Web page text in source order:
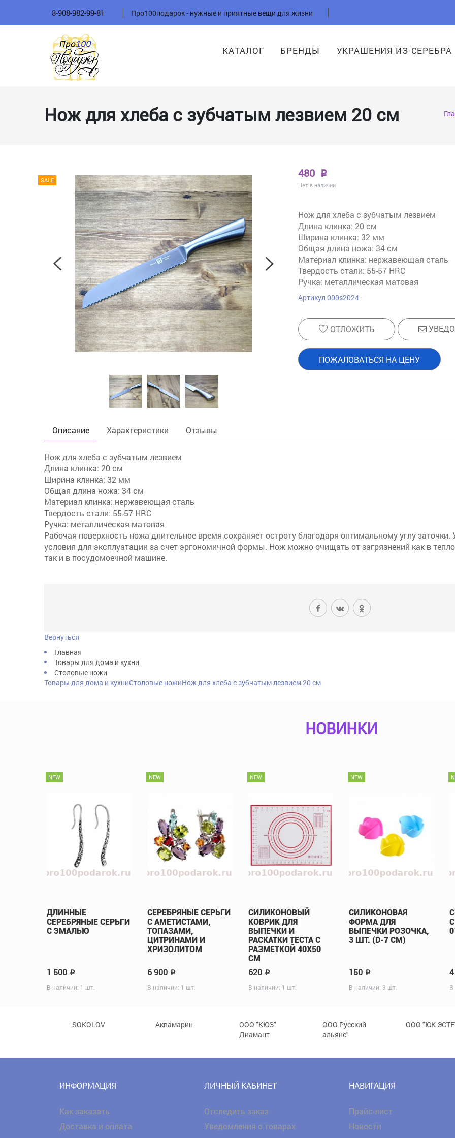
8-908-982-99-81 Про100подарок - нужные и приятные вещи для жизни
КАТАЛОГ БРЕНДЫ УКРАШЕНИЯ ИЗ СЕРЕБРА
Нож для хлеба с зубчатым лезвием 20 см
SALE
480 p
Нет в наличии
Нож для хлеба с зубчатым лезвием
Длина клинка: 20 см
Ширина клинка: 32 мм
Общая длина ножа: 34 см
Материал клинка: нержавеющая сталь
Твердость стали: 55-57 HRC
Ручка: металлическая матовая
Артикул 000s2024
ОТЛОЖИТЬ
ПОЖАЛОВАТЬСЯ НА ЦЕНУ
Описание Характеристики Отзывы
Нож для хлеба с зубчатым лезвием
Длина клинка: 20 см
Ширина клинка: 32 мм
Общая длина ножа: 34 см
Материал клинка: нержавеющая сталь
Твердость стали: 55-57 HRC
Ручка: металлическая матовая
Рабочая поверхность ножа длительное время сохраняет остроту благодаря оптимальному углу
условия для эксплуатации за счет эргономичной формы. Нож можно очищать от загрязнений как в
так и в посудомоечной машине.
Вернуться
Главная
Товары для дома и кухни
Столовые ножи
Товары для дома и кухниСтоловые ножиНож для хлеба с зубчатым лезвием 20 см
НОВИНКИ
ДЛИННЫЕ
СЕРЕБРЯНЫЕ СЕРЬГИ
С ЭМАЛЬЮ
1 500 p
В наличии: 1 шт.
NEW
СЕРЕБРЯНЫЕ СЕРЬГИ
С АМЕТИСТАМИ,
ТОПАЗАМИ,
ЦИТРИНАМИ И
ХРИЗОЛИТОМ
6 900 p
В наличии: 1 шт.
NEW
СИЛИКОНОВЫЙ
КОВРИК ДЛЯ
ВЫПЕЧКИ И
РАСКАТКИ ТЕСТА С
РАЗМЕТКОЙ 40Х50
СМ
620 p
В наличии: 1 шт.
NEW
СИЛИКОНОВАЯ
ФОРМА ДЛЯ
ВЫПЕЧКИ РОЗОЧКА,
3 ШТ. (D-7 СМ)
150 p
В наличии: 3 шт.
NEW
В
SOKOLOV Аквамарин
ООО "КЮЗ"
Диамант
ООО Русский
альянс"
ООО "ЮК
ИНФОРМАЦИЯ
Как заказать
Доставка и оплата
ЛИЧНЫЙ КАБИНЕТ
Отследить заказ
Уведомления о товарах
НАВИГАЦИЯ
Прайс-лист
Новости